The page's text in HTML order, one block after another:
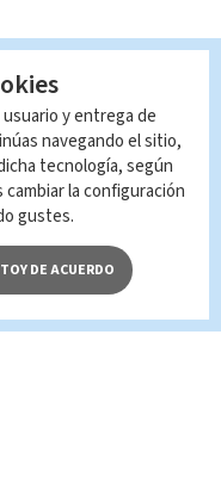
nueva
Me Delatas"
en
donan
indígena
fue
julio
y entrega de
navegando el sitio,
tecnología, según
cambiar la configuración
gustes.
DE ACUERDO